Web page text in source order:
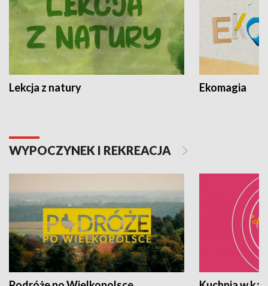
Lekcja z natury Ekomagia
WYPOCZYNEK I REKREACJA